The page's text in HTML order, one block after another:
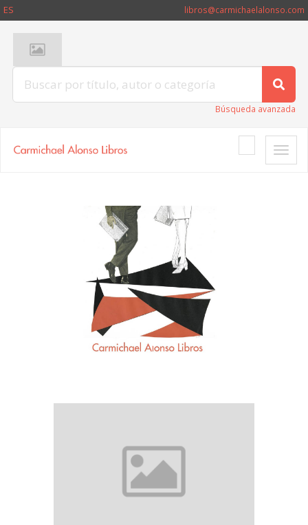
ES libros@carmichaelalonso.com
Búsqueda avanzada
Toggle